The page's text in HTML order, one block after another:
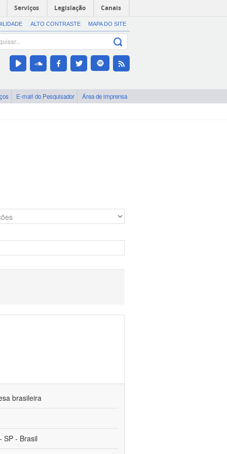
Serviços Legislação Canais
ALTO CONTRASTE MAPA DO SITE
E-mail do Pesquisador Área de imprensa
brasileira
SP - Brasil